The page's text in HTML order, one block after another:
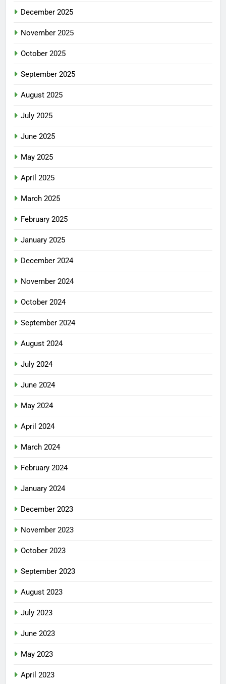
December 2025
November 2025
October 2025
September 2025
August 2025
July 2025
June 2025
May 2025
April 2025
March 2025
February 2025
January 2025
December 2024
November 2024
October 2024
September 2024
August 2024
July 2024
June 2024
May 2024
April 2024
March 2024
February 2024
January 2024
December 2023
November 2023
October 2023
September 2023
August 2023
July 2023
June 2023
May 2023
April 2023